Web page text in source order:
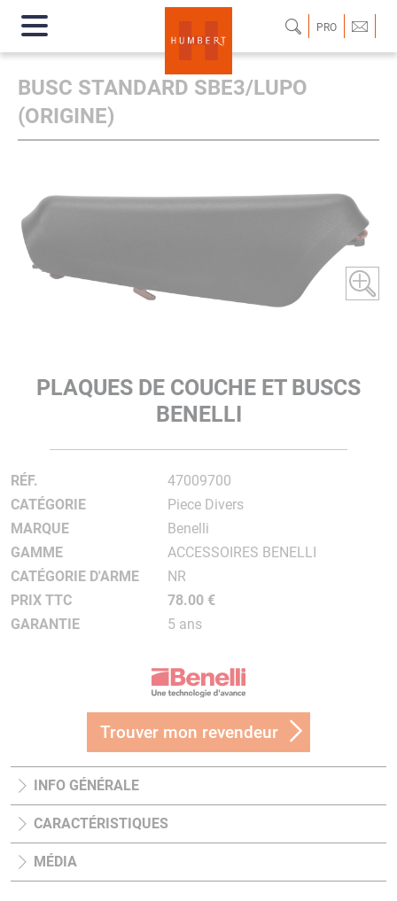
PRO
BUSC STANDARD SBE3/LUPO
(ORIGINE)
PLAQUES DE COUCHE ET BUSCS
BENELLI
RÉF.
47009700
CATÉGORIE
Piece Divers
MARQUE
Benelli
GAMME
ACCESSOIRES BENELLI
CATÉGORIE D'ARME
NR
PRIX TTC
78.00 €
GARANTIE
5 ans
Trouver mon revendeur
INFO GÉNÉRALE
CARACTÉRISTIQUES
MÉDIA